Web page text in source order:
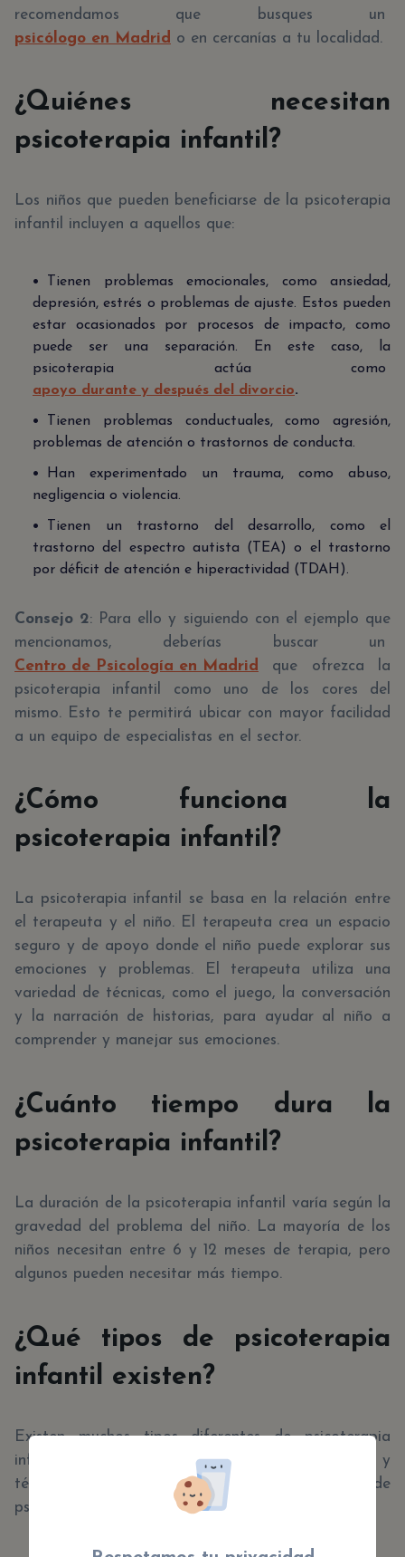
recomendamos que busques un
psicólogo en Madrid o en cercanías a tu localidad.
¿Quiénes necesitan
psicoterapia infantil?
Los niños que pueden beneficiarse de la psicoterapia
infantil incluyen a aquellos que:
Tienen problemas emocionales, como ansiedad,
depresión, estrés o problemas de ajuste. Estos pueden
estar ocasionados por procesos de impacto, como
puede ser una separación. En este caso, la
psicoterapia actúa como
apoyo durante y después del divorcio.
Tienen problemas conductuales, como agresión,
problemas de atención o trastornos de conducta.
Han experimentado un trauma, como abuso,
negligencia o violencia.
Tienen un trastorno del desarrollo, como el
trastorno del espectro autista (TEA) o el trastorno
por déficit de atención e hiperactividad (TDAH).
Consejo 2: Para ello y siguiendo con el ejemplo que
mencionamos, deberías buscar un
Centro de Psicología en Madrid
que ofrezca la
psicoterapia infantil como uno de los cores del
mismo. Esto te permitirá ubicar con mayor facilidad
a un equipo de especialistas en el sector.
¿Cómo funciona la
psicoterapia infantil?
La psicoterapia infantil se basa en la relación entre
el terapeuta y el niño. El terapeuta crea un espacio
seguro y de apoyo donde el niño puede explorar sus
emociones y problemas. El terapeuta utiliza una
variedad de técnicas, como el juego, la conversación
y la narración de historias, para ayudar al niño a
comprender y manejar sus emociones.
¿Cuánto tiempo dura la
psicoterapia infantil?
La duración de la psicoterapia infantil varía según la
gravedad del problema del niño. La mayoría de los
niños necesitan entre 6 y 12 meses de terapia, pero
algunos pueden necesitar más tiempo.
¿Qué tipos de psicoterapia
infantil existen?
Existen muchos tipos diferentes de psicoterapia
infantil, cada uno con sus propios enfoques y
técnicas. Algunos de los tipos más comunes de
psicoterapia infantil incluyen: